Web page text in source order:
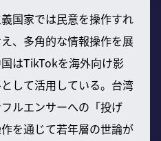
国家では民意を操作すれ
、多角的な情報操作を展
はTikTokを海外向け影
して活用している。台湾
ルエンサーへの「投げ
を通じて若年層の世論が